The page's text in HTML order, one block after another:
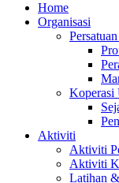
Home
Organisasi
Koperasi
Aktiviti
Aktiviti
Aktiviti
Latihan